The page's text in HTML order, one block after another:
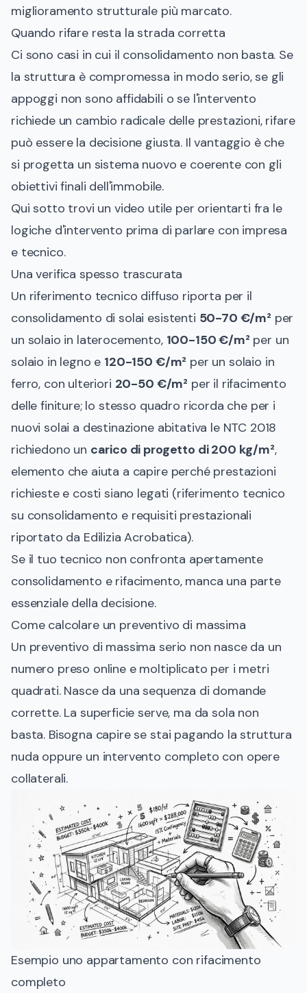
miglioramento strutturale più marcato.
Quando rifare resta la strada corretta
Ci sono casi in cui il consolidamento non basta. Se
la struttura è compromessa in modo serio, se gli
appoggi non sono affidabili o se l'intervento
richiede un cambio radicale delle prestazioni, rifare
può essere la decisione giusta. Il vantaggio è che
si progetta un sistema nuovo e coerente con gli
obiettivi finali dell'immobile.
Qui sotto trovi un video utile per orientarti fra le
logiche d'intervento prima di parlare con impresa
e tecnico.
Una verifica spesso trascurata
Un riferimento tecnico diffuso riporta per il
consolidamento di solai esistenti 50-70 €/m² per
un solaio in laterocemento, 100-150 €/m² per un
solaio in legno e 120-150 €/m² per un solaio in
ferro, con ulteriori 20-50 €/m² per il rifacimento
delle finiture; lo stesso quadro ricorda che per i
nuovi solai a destinazione abitativa le NTC 2018
richiedono un carico di progetto di 200 kg/m²,
elemento che aiuta a capire perché prestazioni
richieste e costi siano legati (riferimento tecnico
su consolidamento e requisiti prestazionali
riportato da Edilizia Acrobatica).
Se il tuo tecnico non confronta apertamente
consolidamento e rifacimento, manca una parte
essenziale della decisione.
Come calcolare un preventivo di massima
Un preventivo di massima serio non nasce da un
numero preso online e moltiplicato per i metri
quadrati. Nasce da una sequenza di domande
corrette. La superficie serve, ma da sola non
basta. Bisogna capire se stai pagando la struttura
nuda oppure un intervento completo con opere
collaterali.
Esempio uno appartamento con rifacimento
completo